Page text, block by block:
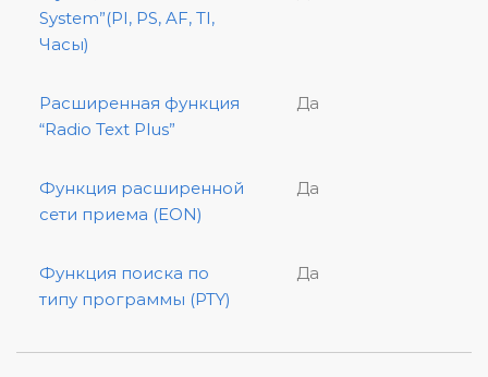
System”(PI, PS, AF, TI,
Часы)
Расширенная функция
“Radio Text Plus”
Да
Функция расширенной
сети приема (EON)
Да
Функция поиска по
типу программы (PTY)
Да